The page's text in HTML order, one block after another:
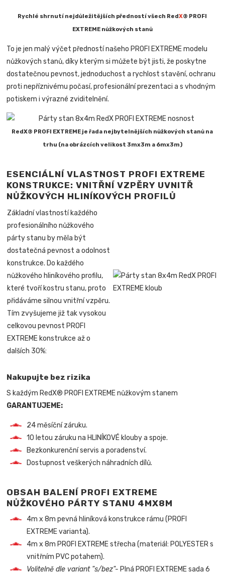
Rychlé shrnutí nejdůležitějších předností všech RedX® PROFI
EXTREME nůžkových stanů
To je jen malý výčet předností našeho PROFI EXTREME modelu
nůžkových stanů, díky kterým si můžete být jisti, že poskytne
dostatečnou pevnost, jednoduchost a rychlost stavění, ochranu
proti nepříznivému počasí, profesionální prezentaci a s vhodným
potiskem i výrazné zviditelnění.
RedX® PROFI EXTREME je řada nejbytelnějších nůžkových stanů na
trhu (na obrázcích velikost 3mx3m a 6mx3m)
ESENCIÁLNÍ VLASTNOST PROFI EXTREME
KONSTRUKCE: VNITŘNÍ VZPĚRY UVNITŘ
NŮŽKOVÝCH HLINÍKOVÝCH PROFILŮ
Základní vlastností každého
profesionálního nůžkového
párty stanu by měla být
dostatečná pevnost a odolnost
konstrukce. Do každého
nůžkového hliníkového profilu,
které tvoří kostru stanu, proto
přidáváme silnou vnitřní vzpěru.
Tím zvyšujeme již tak vysokou
celkovou pevnost PROFI
EXTREME konstrukce až o
dalších 30%:
Nakupujte bez rizika
S každým RedX® PROFI EXTREME nůžkovým stanem
GARANTUJEME:
24 měsíční záruku.
10 letou záruku na HLINÍKOVÉ klouby a spoje.
Bezkonkurenční servis a poradenství.
Dostupnost veškerých náhradních dílů.
OBSAH BALENÍ PROFI EXTREME
NŮŽKOVÉHO PÁRTY STANU 4MX8M
4m x 8m pevná hliníková konstrukce rámu (PROFI
EXTREME varianta).
4m x 8m PROFI EXTREME střecha (materiál: POLYESTER s
vnitřním PVC potahem).
Volitelně dle variant "s/bez"- Plná PROFI EXTREME sada 6